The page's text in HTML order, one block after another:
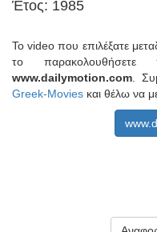
Έτος: 1985
Το video που επιλέξατε
το παρακολουθήσετε
www.dailymotion.com .
Greek-Movies και θέλω να